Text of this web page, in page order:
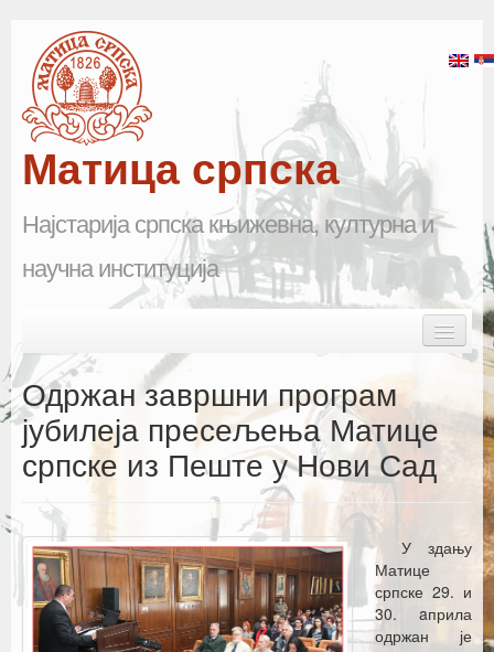
Матица српска
Најстарија српска књижевна, културна и
научна институција
Почетна
Матица српска
Научна одељења
Каталог издања
Летопис Матице српске
Гласник Матице српске
Е–издања
Одржан завршни програм
јубилеја пресељења Матице
српске из Пеште у Нови Сад
У здању
Матице
српске 29. и
30. aприла
одржан је